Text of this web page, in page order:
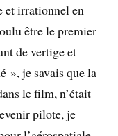
et irrationnel en
être le premier
de vertige et
», je savais que la
le film, n’était
pilote, je